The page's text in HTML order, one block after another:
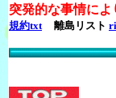
突発的な事情に
規約txt離島リスト